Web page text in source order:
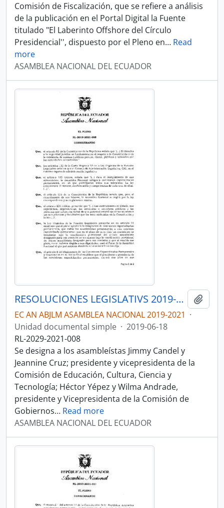
Comisión de Fiscalización, que se refiere a análisis
de la publicación en el Portal Digital la Fuente
titulado "El Laberinto Offshore del Círculo
Presidencial'', dispuesto por el Pleno en… Read
more
ASAMBLEA NACIONAL DEL ECUADOR
RESOLUCIONES LEGISLATIVS 2019-2021
EC AN ABJLM ASAMBLEA NACIONAL 2019-2021 ·
Unidad documental simple · 2019-06-18
RL-2029-2021-008
Se designa a los asambleístas Jimmy Candel y
Jeannine Cruz; presidente y vicepresidenta de la
Comisión de Educación, Cultura, Ciencia y
Tecnología; Héctor Yépez y Wilma Andrade,
presidente y Vicepresidenta de la Comisión de
Gobiernos… Read more
ASAMBLEA NACIONAL DEL ECUADOR